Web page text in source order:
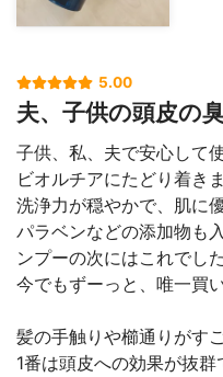
5.00
夫、子供の頭皮の
子供、私、夫で安心して
ビオルチアにたどり着き
洗浄力が穏やかで、肌に
パラベンなどの添加物も
ンプーの次にはこれでし
今でもずーっと、唯一買
髪の手触りや櫛通りがす
1番は頭皮への効果が抜群